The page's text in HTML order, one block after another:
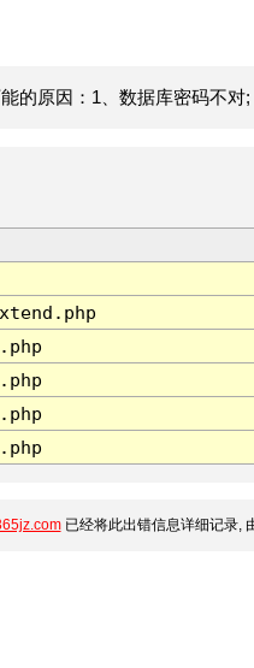
的原因：1、数据库密码不对;
已经将此出错信息详细记录,